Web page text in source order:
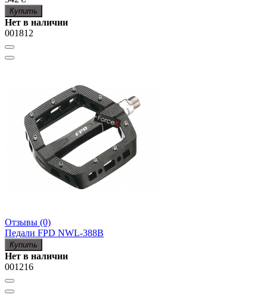
Купить
Нет в наличии
001812
Отзывы (0)
Педали FPD NWL-388B
Купить
Нет в наличии
001216